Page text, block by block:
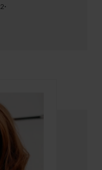
2.